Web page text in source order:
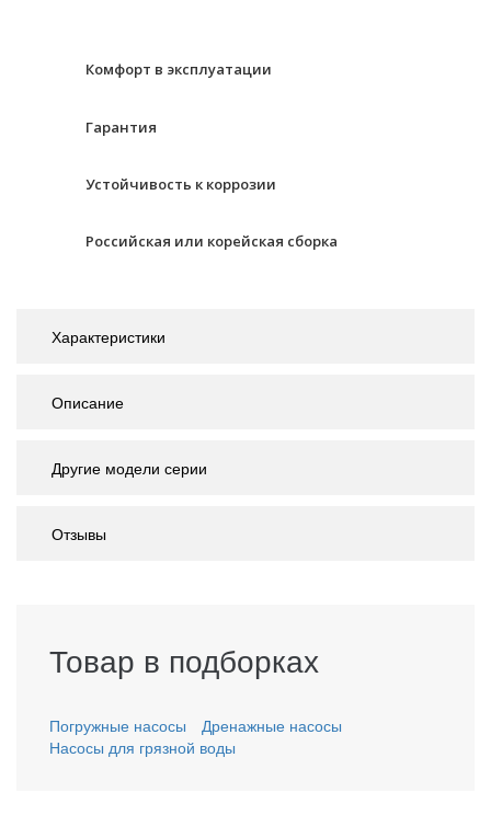
Комфорт в эксплуатации
Гарантия
Устойчивость к коррозии
Российская или корейская сборка
Характеристики
Описание
Другие модели серии
Отзывы
Товар в подборках
Погружные насосы
Дренажные насосы
Насосы для грязной воды